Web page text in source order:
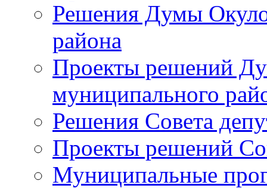
Решения Думы
района
Проекты решений
муниципального
Решения Совета
Проекты решений
Муниципальные